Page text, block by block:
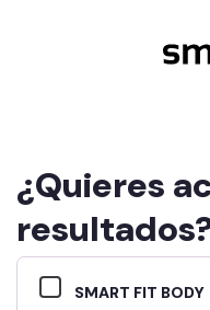
¿Quieres
SMART FIT BODY